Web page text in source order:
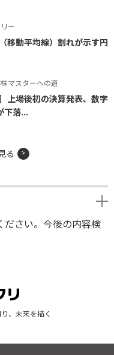
ー
移動平均線）割れが示す円
マスターへの道
上場後初の決算発表、数字
下落...
る
ださい。今後の内容検
、未来を描く